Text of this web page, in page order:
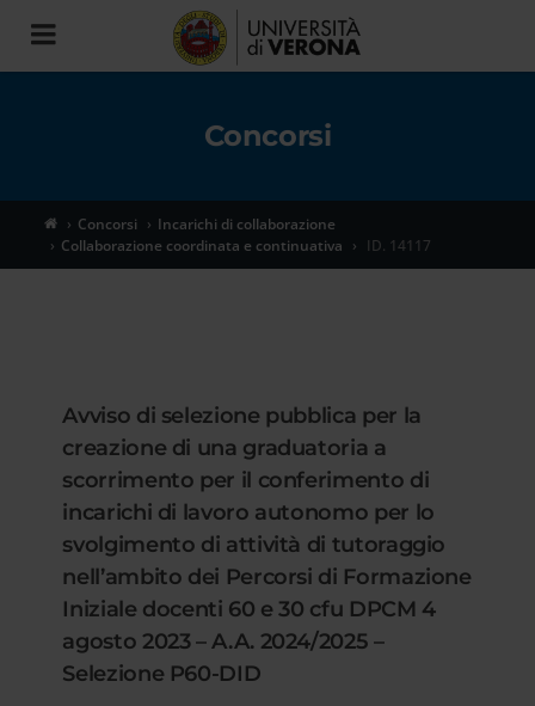
Toggle
navigation
Concorsi
Concorsi
Incarichi di collaborazione
Collaborazione coordinata e continuativa
ID. 14117
Avviso di selezione pubblica per la
creazione di una graduatoria a
scorrimento per il conferimento di
incarichi di lavoro autonomo per lo
svolgimento di attività di tutoraggio
nell’ambito dei Percorsi di Formazione
Iniziale docenti 60 e 30 cfu DPCM 4
agosto 2023 – A.A. 2024/2025 –
Selezione P60-DID